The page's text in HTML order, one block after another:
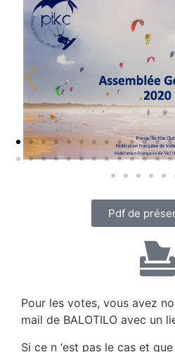
Pdf de
Pour les votes, vous avez
mail de BALOTILO avec un
Si ce n ‘est pas le cas et